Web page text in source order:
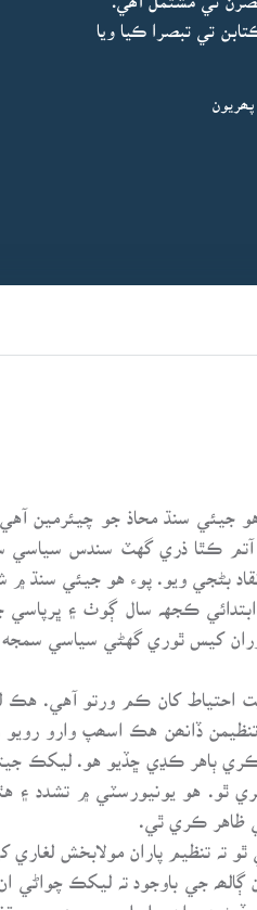
تي تبصرا ڪيا ويا
پھريون
سنڌ محاذ جو چيئرمين
آتم ڪٿا ذري گهٽ سندس
بڻجي ويو. پوء هو جيئي سنڌ ۾
ڪجهہ سال ڳوٺ ۽ ڀرپاسي
دوران کيس ٿوري گهڻي سياسي
کان ڪم ورتو آهي. هڪ
تنظيمن ڏانھن هڪ اسھپ وارو
ٻاهر ڪڍي ڇڏيو هو. ليکڪ
ٿو. هو يونيورسٽي ۾ تشدد ۽
ظاهر ڪري ٿي.
تہ تنظيم پاران مولابخش
جي باوجود تہ ليکڪ چواڻي ان
ڏيڻ هو. ان سلسلي ۾ سيد جو